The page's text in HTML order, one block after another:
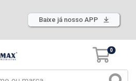
Baixe já nosso APP
0